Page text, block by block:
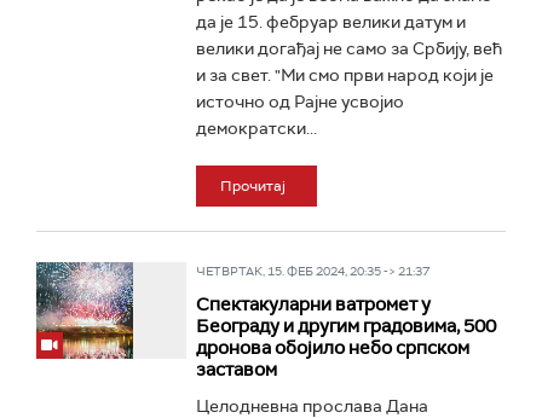
да је 15. фебруар велики датум и
велики догађај не само за Србију, већ
и за свет. "Ми смо први народ који је
источно од Рајне усвојио
демократски...
Прочитај
ЧЕТВРТАК, 15. ФЕБ 2024, 20:35 -> 21:37
Спектакуларни ватромет у
Београду и другим градовима, 500
дронова обојило небо српском
заставом
Целодневна прослава Дана